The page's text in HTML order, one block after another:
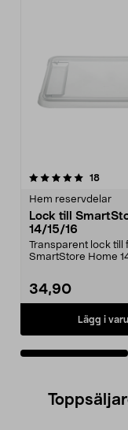
18
Hem reservdelar
Lock till
14/15/16
Transparent lock till
SmartStore Home
34,90
Lägg i
4.5av 5